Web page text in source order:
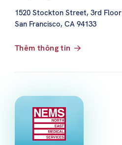
1520 Stockton Street, 3rd Floor
San Francisco, CA 94133
Thêm thông tin